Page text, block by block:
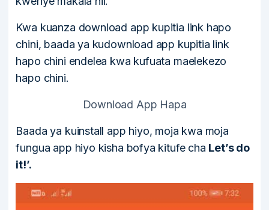
Kwa kuanza download app kupitia link hapo
chini, baada ya kudownload app kupitia link
hapo chini endelea kwa kufuata maelekezo
hapo chini.
Download App Hapa
Baada ya kuinstall app hiyo, moja kwa moja
fungua app hiyo kisha bofya kitufe cha Let’s do
it!’.